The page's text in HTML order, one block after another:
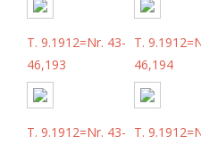
T. 9.1912=Nr. 43-
46,193
T.
46,194
T. 9.1912=Nr. 43- T.